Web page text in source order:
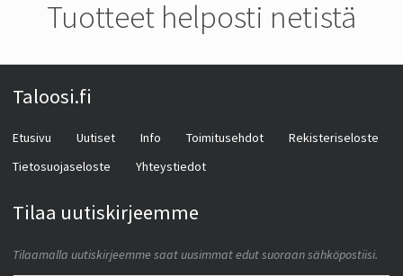
Tuotteet helposti netistä
Taloosi.fi
Etusivu Uutiset Info Toimitusehdot
Rekisteriseloste
Tietosuojaseloste
Yhteystiedot
Tilaa uutiskirjeemme
Tilaamalla uutiskirjeemme saat uusimmat edut suoraan sähköpostiisi.